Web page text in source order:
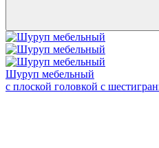
Шуруп мебельный
с плоской головкой с